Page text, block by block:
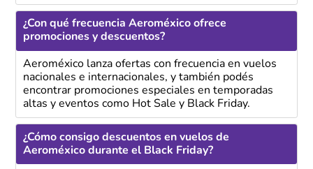
¿Con qué frecuencia Aeroméxico ofrece
promociones y descuentos?
Aeroméxico lanza ofertas con frecuencia en vuelos
nacionales e internacionales, y también podés
encontrar promociones especiales en temporadas
altas y eventos como Hot Sale y Black Friday.
¿Cómo consigo descuentos en vuelos de
Aeroméxico durante el Black Friday?